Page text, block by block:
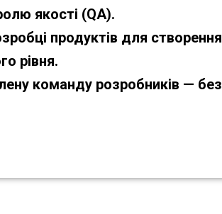
якості (QA).
продуктів для створення
рівня.
команду розробників — без